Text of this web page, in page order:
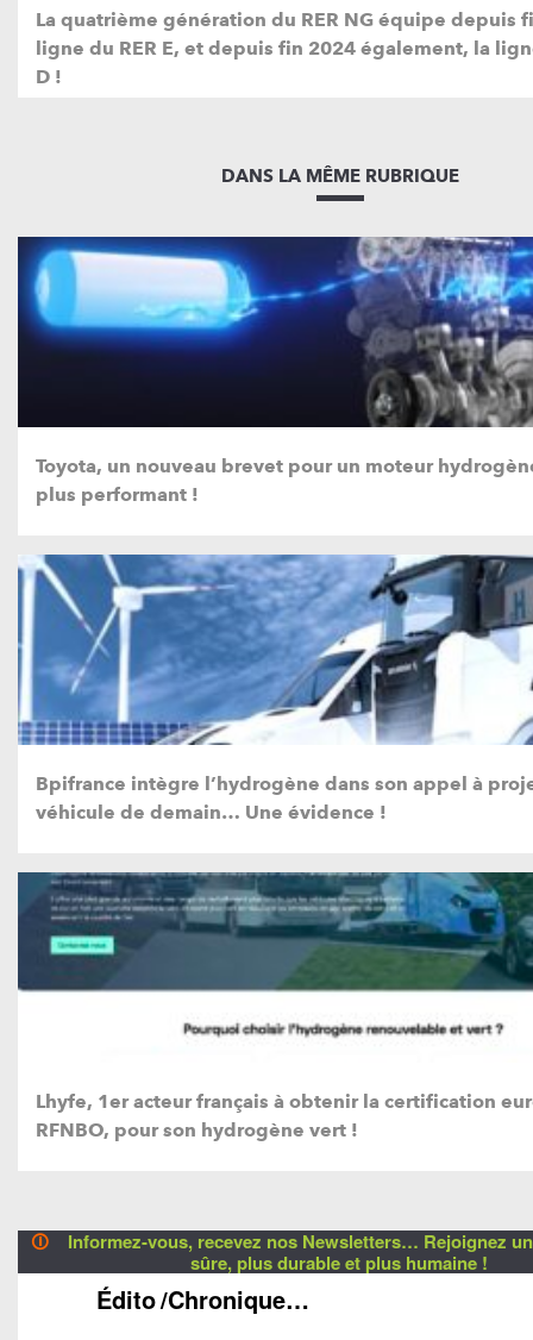
La quatrième génération du RER NG équipe depuis
ligne du RER E, et depuis fin 2024 également, la
D !
DANS LA MÊME RUBRIQUE
Toyota, un nouveau brevet pour un moteur
plus performant !
Bpifrance intègre l’hydrogène dans son appel à
véhicule de demain… Une évidence !
Lhyfe, 1er acteur français à obtenir la certification
RFNBO, pour son hydrogène vert !
🛈
Informez-vous, recevez nos Newsletters… Rejoignez
sûre, plus durable et plus humaine !
Édito/Chronique…